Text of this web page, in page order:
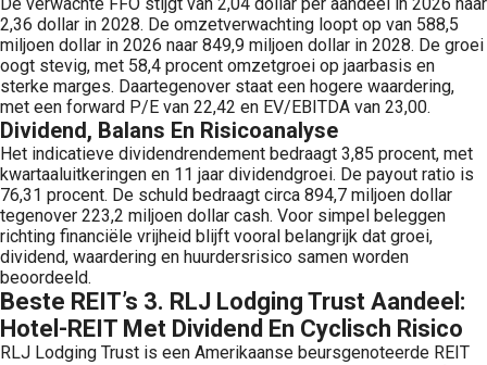
2,36 dollar in 2028. De omzetverwachting loopt op van 588,5
miljoen dollar in 2026 naar 849,9 miljoen dollar in 2028. De groei
oogt stevig, met 58,4 procent omzetgroei op jaarbasis en
sterke marges. Daartegenover staat een hogere waardering,
met een forward P/E van 22,42 en EV/EBITDA van 23,00.
Dividend, Balans En Risicoanalyse
Het indicatieve dividendrendement bedraagt 3,85 procent, met
kwartaaluitkeringen en 11 jaar dividendgroei. De payout ratio is
76,31 procent. De schuld bedraagt circa 894,7 miljoen dollar
tegenover 223,2 miljoen dollar cash. Voor simpel beleggen
richting financiële vrijheid blijft vooral belangrijk dat groei,
dividend, waardering en huurdersrisico samen worden
beoordeeld.
Beste REIT’s 3. RLJ Lodging Trust Aandeel:
Hotel-REIT Met Dividend En Cyclisch Risico
RLJ Lodging Trust is een Amerikaanse beursgenoteerde REIT